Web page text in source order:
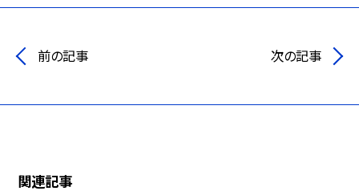
前の記事 次の記事
関連記事